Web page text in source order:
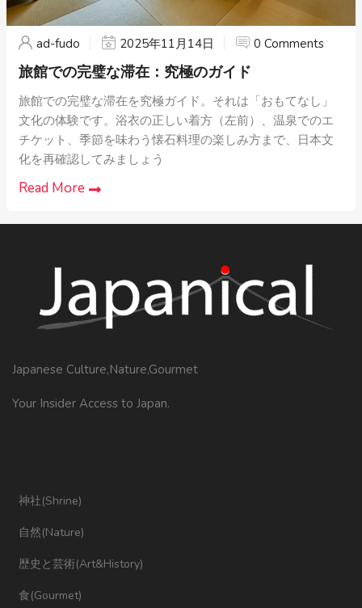
ad-fudo 2025年11月14日 0 Comments
旅館での完璧な滞在：究極のガイド
旅館での完璧な滞在を究極ガイド。それは「おもてなし」
文化の体験です。浴衣の正しい着方（左前）、温泉でのエ
チケット、季節を味わう懐石料理の楽しみ方まで、日本文
化を再確認してみましょう
Read More
Japanese Culture,Nature,Gourmet
Your Insider Access to Japan.
神社(Shrine)
自然(Nature)
歴史と芸術(Art&History)
食(Gourmet)